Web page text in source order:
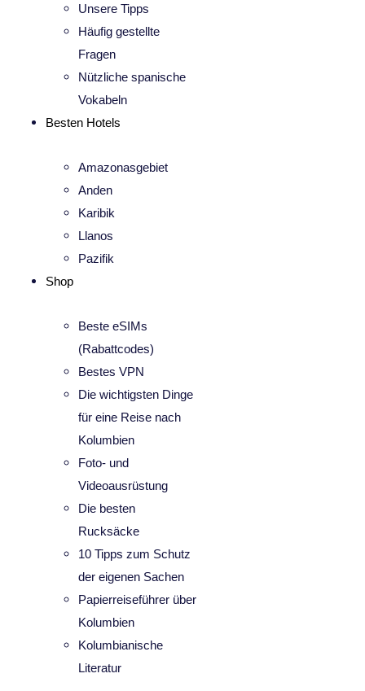
Unsere Tipps
Häufig gestellte
Fragen
Nützliche spanische
Vokabeln
Besten Hotels
Amazonasgebiet
Anden
Karibik
Llanos
Pazifik
Shop
Beste eSIMs
(Rabattcodes)
Bestes VPN
Die wichtigsten Dinge
für eine Reise nach
Kolumbien
Foto- und
Videoausrüstung
Die besten
Rucksäcke
10 Tipps zum Schutz
der eigenen Sachen
Papierreiseführer über
Kolumbien
Kolumbianische
Literatur